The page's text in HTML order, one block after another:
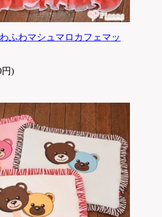
わふわマシュマロカフェマッ
円)